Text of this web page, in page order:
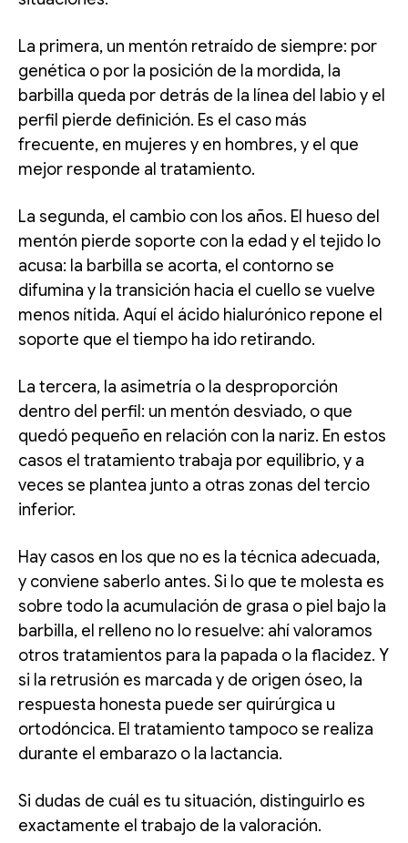
La primera, un mentón retraído de siempre: por
genética o por la posición de la mordida, la
barbilla queda por detrás de la línea del labio y el
perfil pierde definición. Es el caso más
frecuente, en mujeres y en hombres, y el que
mejor responde al tratamiento.
La segunda, el cambio con los años. El hueso del
mentón pierde soporte con la edad y el tejido lo
acusa: la barbilla se acorta, el contorno se
difumina y la transición hacia el cuello se vuelve
menos nítida. Aquí el ácido hialurónico repone el
soporte que el tiempo ha ido retirando.
La tercera, la asimetría o la desproporción
dentro del perfil: un mentón desviado, o que
quedó pequeño en relación con la nariz. En estos
casos el tratamiento trabaja por equilibrio, y a
veces se plantea junto a otras zonas del tercio
inferior.
Hay casos en los que no es la técnica adecuada,
y conviene saberlo antes. Si lo que te molesta es
sobre todo la acumulación de grasa o piel bajo la
barbilla, el relleno no lo resuelve: ahí valoramos
otros tratamientos para la papada o la flacidez. Y
si la retrusión es marcada y de origen óseo, la
respuesta honesta puede ser quirúrgica u
ortodóncica. El tratamiento tampoco se realiza
durante el embarazo o la lactancia.
Si dudas de cuál es tu situación, distinguirlo es
exactamente el trabajo de la valoración.